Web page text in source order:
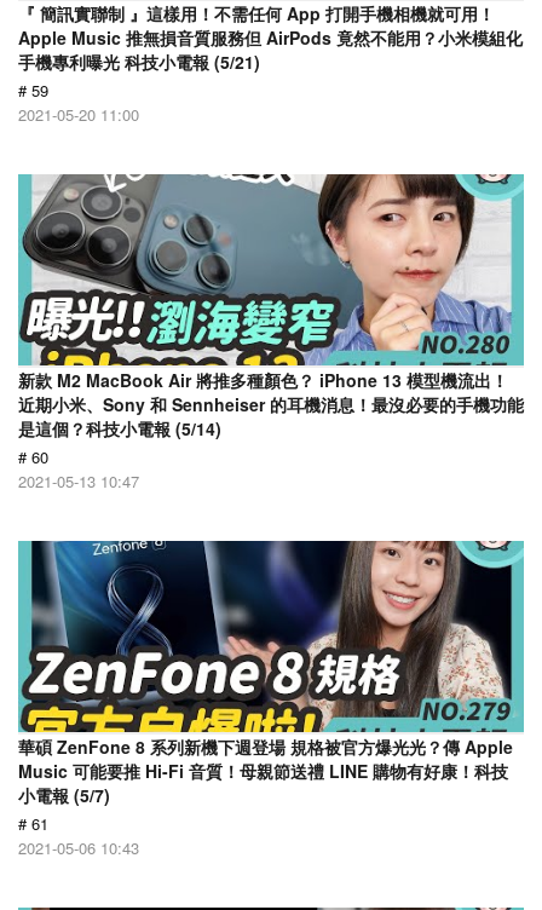
『 簡訊實聯制 』這樣用！不需任何 App 打開手機相機就可用！
Apple Music 推無損音質服務但 AirPods 竟然不能用？小米模組化
手機專利曝光 科技小電報 (5/21)
# 59
2021-05-20 11:00
新款 M2 MacBook Air 將推多種顏色？ iPhone 13 模型機流出！
近期小米、Sony 和 Sennheiser 的耳機消息！最沒必要的手機功能
是這個？科技小電報 (5/14)
# 60
2021-05-13 10:47
華碩 ZenFone 8 系列新機下週登場 規格被官方爆光光？傳 Apple
Music 可能要推 Hi-Fi 音質！母親節送禮 LINE 購物有好康！科技
小電報 (5/7)
# 61
2021-05-06 10:43